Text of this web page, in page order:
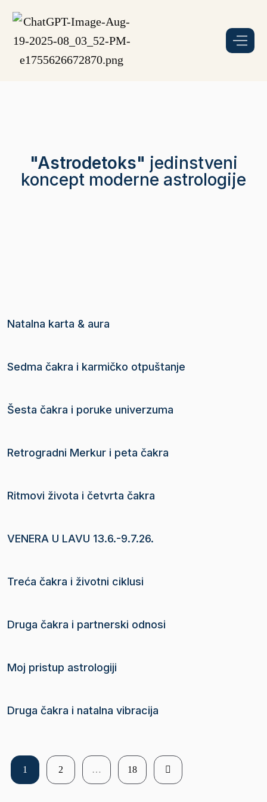
"Astrodetoks" jedinstveni
koncept moderne astrologije
Natalna karta & aura
Sedma čakra i karmičko otpuštanje
Šesta čakra i poruke univerzuma
Retrogradni Merkur i peta čakra
Ritmovi života i četvrta čakra
VENERA U LAVU 13.6.-9.7.26.
Treća čakra i životni ciklusi
Druga čakra i partnerski odnosi
Moj pristup astrologiji
Druga čakra i natalna vibracija
1 2 … 18